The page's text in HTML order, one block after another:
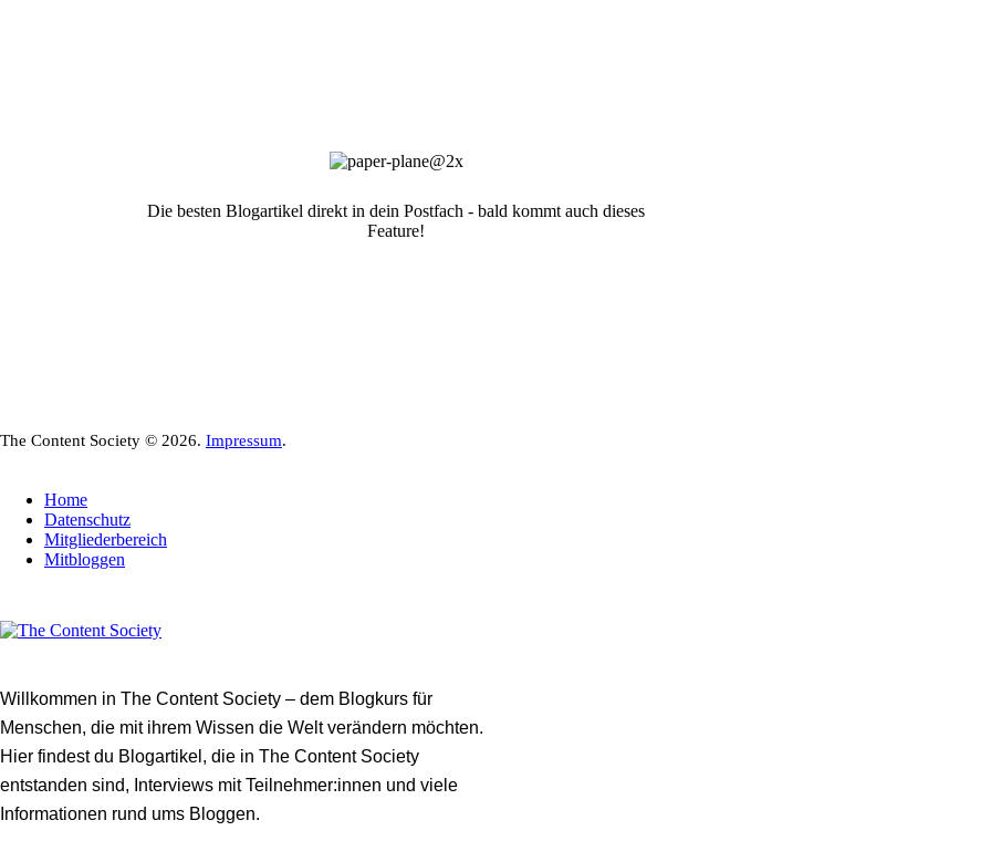
Die besten Blogartikel direkt in dein Postfach - bald kommt auch dieses
Feature!
The Content Society © 2026. Impressum.
Home
Datenschutz
Mitgliederbereich
Mitbloggen
Willkommen in The Content Society – dem Blogkurs für
Menschen, die mit ihrem Wissen die Welt verändern möchten.
Hier findest du Blogartikel, die in The Content Society
entstanden sind, Interviews mit Teilnehmer:innen und viele
Informationen rund ums Bloggen.